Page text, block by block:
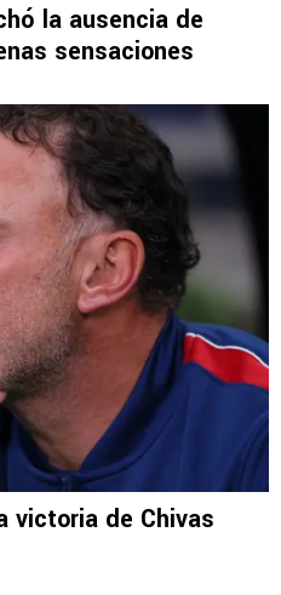
la ausencia de
sensaciones
victoria de Chivas